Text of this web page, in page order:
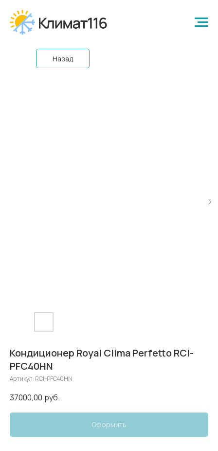
Назад
Кондиционер Royal Clima Perfetto RCI-
PFC40HN
Артикул: RCI-PFC40HN
37000,00 руб.
Оформить